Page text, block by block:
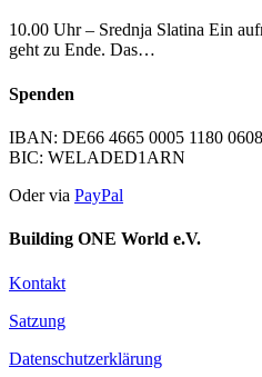
10.00 Uhr – Srednja Slatina Ein
geht zu Ende. Das…
Spenden
IBAN: DE66 4665 0005 1180
BIC: WELADED1ARN
Oder via PayPal
Building ONE World e.V.
Kontakt
Satzung
Datenschutzerklärung